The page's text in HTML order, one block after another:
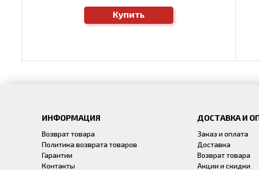
Купить
ИНФОРМАЦИЯ
Возврат товара
Политика возврата товаров
Гарантии
Контакты
ДОСТАВКА И
Заказ и оплата
Доставка
Возврат товара
Акции и скидки